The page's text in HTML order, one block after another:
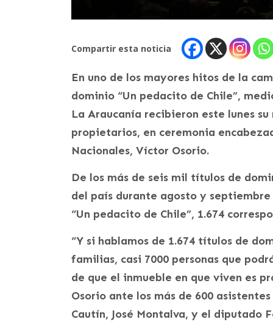
Compartir esta noticia
En uno de los mayores hitos de la
dominio “Un pedacito de Chile”,
La Araucanía recibieron este lunes
propietarios, en ceremonia
Nacionales, Víctor Osorio.
De los más de seis mil títulos de
del país durante agosto y
“Un pedacito de Chile”, 1.674
“Y si hablamos de 1.674 títulos de
familias, casi 7000 personas que
de que el inmueble en que viven es
Osorio ante los más de 600
Cautín, José Montalva, y el diputado